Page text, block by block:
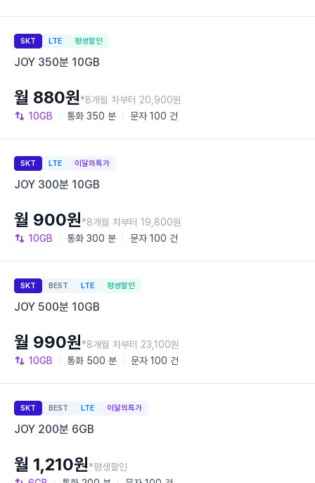
SKT LTE 평생할인
JOY 350분 10GB
10GB 통화 350 분 문자 100 건
월 880원*8개월 차부터 20,900원
SKT LTE 이달의특가
JOY 300분 10GB
10GB 통화 300 분 문자 100 건
월 900원*8개월 차부터 19,800원
SKT BEST LTE 평생할인
JOY 500분 10GB
10GB 통화 500 분 문자 100 건
월 990원*8개월 차부터 23,100원
SKT BEST LTE 이달의특가
JOY 200분 6GB
월 1,210원*평생할인